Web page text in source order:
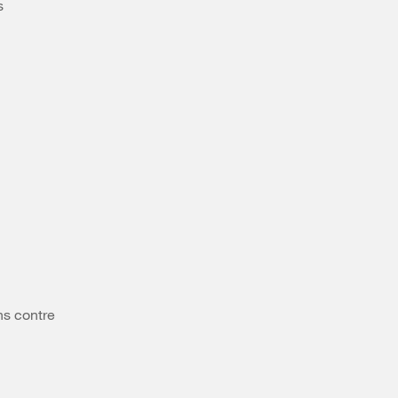
contre